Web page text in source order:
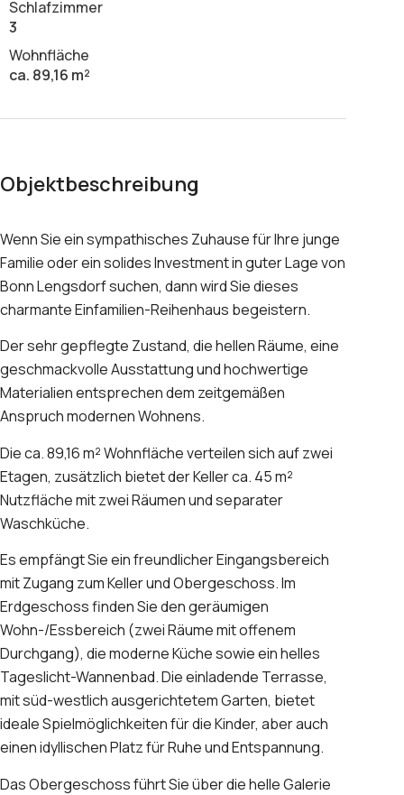
Schlafzimmer
3
Wohnfläche
ca. 89,16 m²
Objektbeschreibung
Wenn Sie ein sympathisches Zuhause für Ihre junge
Familie oder ein solides Investment in guter Lage von
Bonn Lengsdorf suchen, dann wird Sie dieses
charmante Einfamilien-Reihenhaus begeistern.
Der sehr gepflegte Zustand, die hellen Räume, eine
geschmackvolle Ausstattung und hochwertige
Materialien entsprechen dem zeitgemäßen
Anspruch modernen Wohnens.
Die ca. 89,16 m² Wohnfläche verteilen sich auf zwei
Etagen, zusätzlich bietet der Keller ca. 45 m²
Nutzfläche mit zwei Räumen und separater
Waschküche.
Es empfängt Sie ein freundlicher Eingangsbereich
mit Zugang zum Keller und Obergeschoss. Im
Erdgeschoss finden Sie den geräumigen
Wohn-/Essbereich (zwei Räume mit offenem
Durchgang), die moderne Küche sowie ein helles
Tageslicht-Wannenbad. Die einladende Terrasse,
mit süd-westlich ausgerichtetem Garten, bietet
ideale Spielmöglichkeiten für die Kinder, aber auch
einen idyllischen Platz für Ruhe und Entspannung.
Das Obergeschoss führt Sie über die helle Galerie